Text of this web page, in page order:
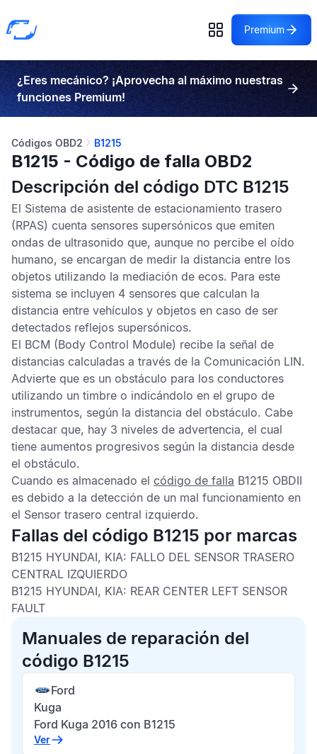
Premium
¿Eres mecánico? ¡Aprovecha al máximo nuestras
funciones Premium!
Códigos OBD2 B1215
B1215 - Código de falla OBD2
Descripción del código DTC B1215
El Sistema de asistente de estacionamiento trasero
(RPAS) cuenta sensores supersónicos que emiten
ondas de ultrasonido que, aunque no percibe el oído
humano, se encargan de medir la distancia entre los
objetos utilizando la mediación de ecos. Para este
sistema se incluyen 4 sensores que calculan la
distancia entre vehículos y objetos en caso de ser
detectados reflejos supersónicos.
El BCM (Body Control Module) recibe la señal de
distancias calculadas a través de la Comunicación LIN.
Advierte que es un obstáculo para los conductores
utilizando un timbre o indicándolo en el grupo de
instrumentos, según la distancia del obstáculo. Cabe
destacar que, hay 3 niveles de advertencia, el cual
tiene aumentos progresivos según la distancia desde
el obstáculo.
Cuando es almacenado el código de falla B1215 OBDII
es debido a la detección de un mal funcionamiento en
el Sensor trasero central izquierdo.
Fallas del código B1215 por marcas
B1215 HYUNDAI, KIA: FALLO DEL SENSOR TRASERO
CENTRAL IZQUIERDO
B1215 HYUNDAI, KIA: REAR CENTER LEFT SENSOR
FAULT
Manuales de reparación del
código B1215
Ford
Kuga
Ford Kuga 2016 con B1215
Ver